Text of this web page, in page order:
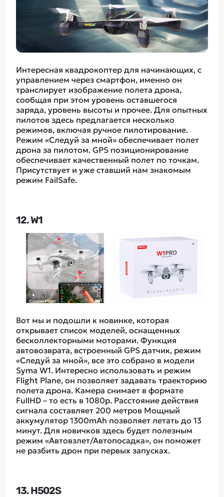
Интересная квадрокоптер для начинающих, с
управлением через смартфон, именно он
транслирует изображение полета дрона,
сообщая при этом уровень оставшегося
заряда, уровень высоты и прочее. Для опытных
пилотов здесь предлагается несколько
режимов, включая ручное пилотирование.
Режим «Следуй за мной» обеспечивает полет
дрона за пилотом. GPS позиционирование
обеспечивает качественный полет по точкам.
Присутствует и уже ставший нам знакомым
режим FailSafe.
12. W1
Вот мы и подошли к новинке, которая
открывает список моделей, оснащенных
бесколлекторными моторами. Функция
автовозврата, встроенный GPS датчик, режим
«Следуй за мной», все это собрано в модели
Syma W1. Интересно использовать и режим
Flight Plane, он позволяет задавать траекторию
полета дрона. Камера снимает в формате
FullHD – то есть в 1080p. Расстояние действия
сигнала составляет 200 метров Мощный
аккумулятор 1300mAh позволяет летать до 13
минут. Для новичков здесь будет полезным
режим «Автовзлет/Автопосадка», он поможет
не разбить дрон при первых запусках.
13. H502S